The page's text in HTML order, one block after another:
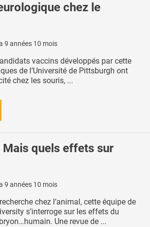
chez le
9 années 10 mois
vaccins développés par cette
de l’Université de Pittsburgh ont
chez les souris, ...
Mais quels effets sur
9 années 10 mois
chez l’animal, cette équipe de
s’interroge sur les effets du
Une revue de ...